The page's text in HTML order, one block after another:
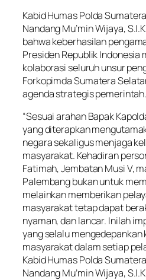
Kabid Humas Polda
Nandang Mu’min Wijaya,
bahwa keberhasilan
Presiden Republik Indonesia
kolaborasi seluruh unsur
Forkopimda Sumatera
agenda strategis pemerintah.
“Sesuai arahan Bapak
yang diterapkan
negara sekaligus menjaga
masyarakat. Kehadiran
Fatimah, Jembatan Musi V,
Palembang bukan untuk
melainkan memberikan
masyarakat tetap dapat
nyaman, dan lancar. Inilah
yang selalu mengedepankan
masyarakat dalam setiap
Kabid Humas Polda
Nandang Mu’min Wijaya,